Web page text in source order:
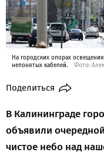
На городских опорах
непонятых кабелей.
Фото:
Поделиться
В Калининграде
объявили
чистое небо над